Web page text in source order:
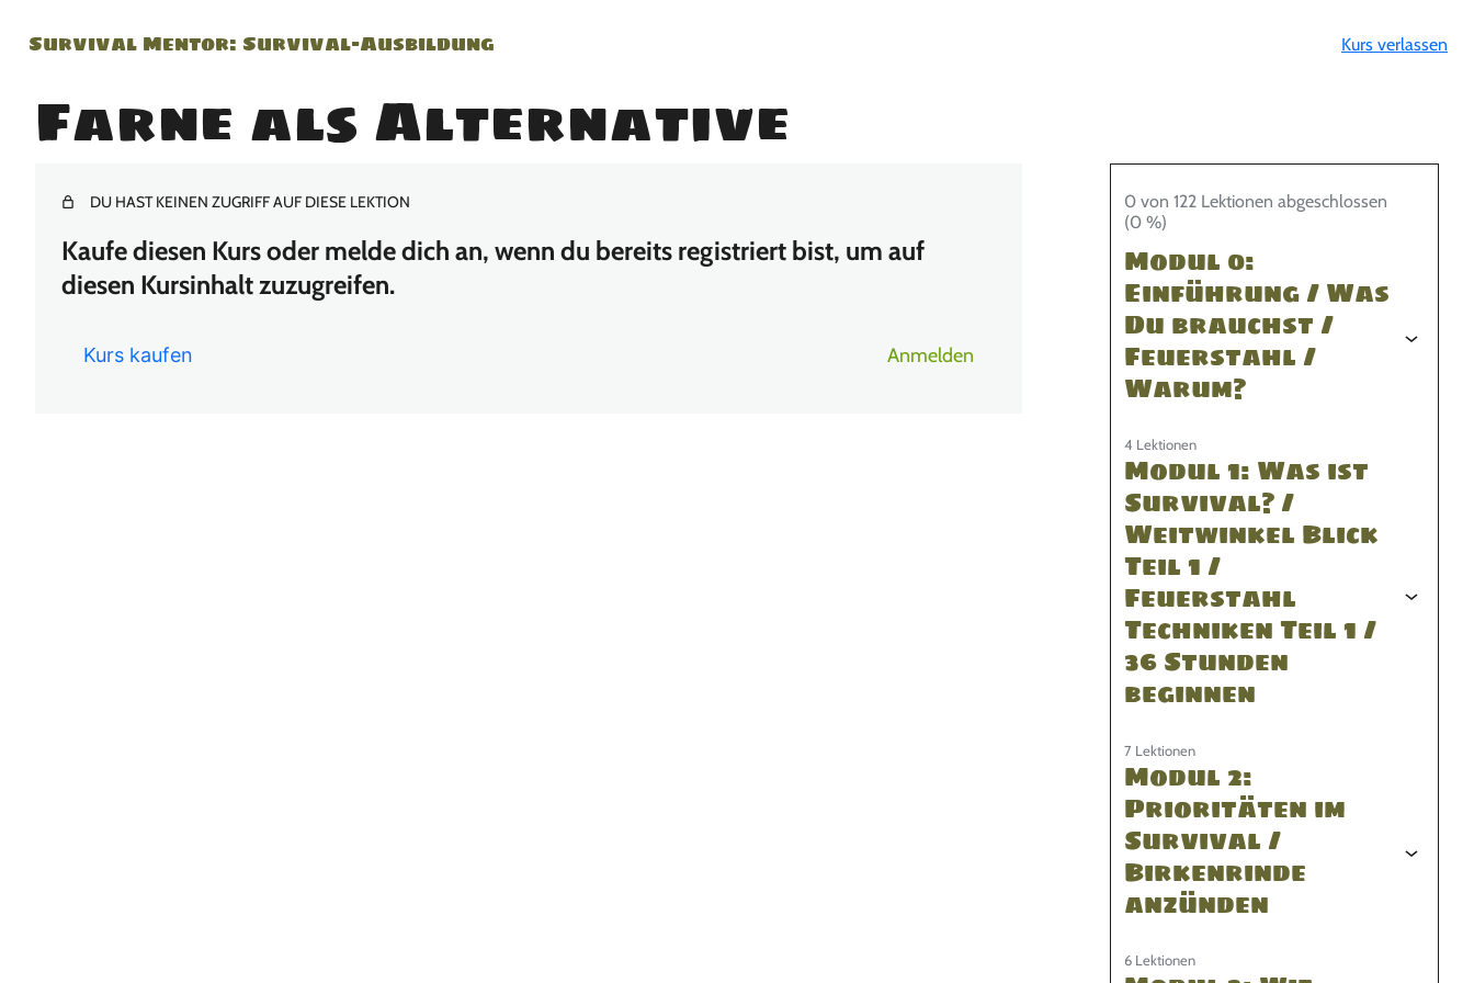
Survival Mentor: Survival-Ausbildung Kurs verlassen
Farne als Alternative
0 von 122 Lektionen abgeschlossen
(0 %)
Modul 0:
Einführung / Was
Du brauchst /
Feuerstahl /
Warum?
4 Lektionen
Modul 1: Was ist
Survival? /
Weitwinkel Blick
Teil 1 /
Feuerstahl
Techniken Teil 1 /
36 Stunden
beginnen
7 Lektionen
Modul 2:
Prioritäten im
Survival /
Birkenrinde
anzünden
6 Lektionen
DU HAST KEINEN ZUGRIFF AUF DIESE LEKTION
Kaufe diesen Kurs oder melde dich an, wenn du bereits registriert bist, um auf
diesen Kursinhalt zuzugreifen.
Kurs kaufen Anmelden